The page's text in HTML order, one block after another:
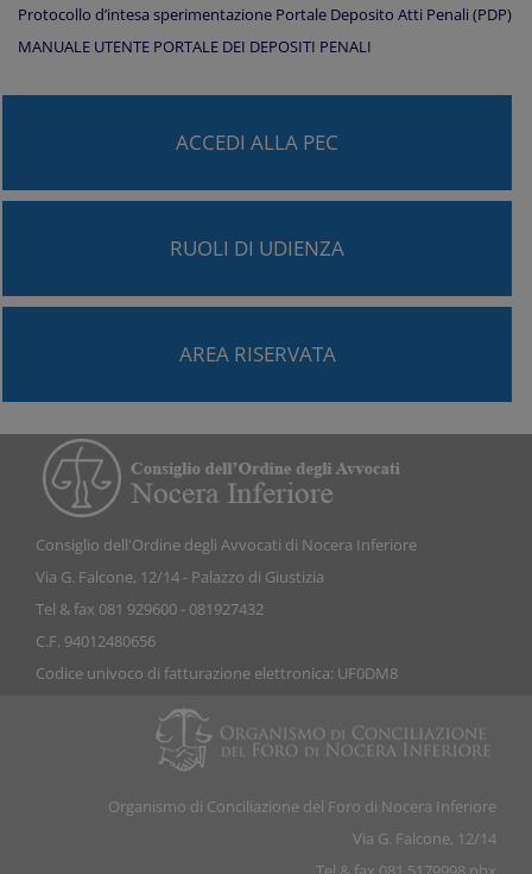
Protocollo d’intesa sperimentazione Portale Deposito Atti Penali (PDP)
MANUALE UTENTE PORTALE DEI DEPOSITI PENALI
ACCEDI ALLA PEC
RUOLI DI UDIENZA
AREA RISERVATA
Consiglio dell'Ordine degli Avvocati di Nocera Inferiore
Via G. Falcone, 12/14 - Palazzo di Giustizia
Tel & fax 081 929600 - 081927432
C.F. 94012480656
Codice univoco di fatturazione elettronica: UF0DM8
Organismo di Conciliazione del Foro di Nocera Inferiore
Via G. Falcone, 12/14